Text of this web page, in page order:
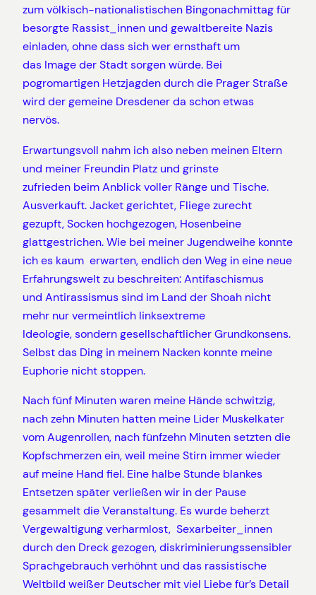
zum völkisch-nationalistischen Bingonachmittag für
besorgte Rassist_innen und gewaltbereite Nazis
einladen, ohne dass sich wer ernsthaft um
das Image der Stadt sorgen würde. Bei
pogromartigen Hetzjagden durch die Prager Straße
wird der gemeine Dresdener da schon etwas
nervös.
Erwartungsvoll nahm ich also neben meinen Eltern
und meiner Freundin Platz und grinste
zufrieden beim Anblick voller Ränge und Tische.
Ausverkauft. Jacket gerichtet, Fliege zurecht
gezupft, Socken hochgezogen, Hosenbeine
glattgestrichen. Wie bei meiner Jugendweihe konnte
ich es kaum erwarten, endlich den Weg in eine neue
Erfahrungswelt zu beschreiten: Antifaschismus
und Antirassismus sind im Land der Shoah nicht
mehr nur vermeintlich linksextreme
Ideologie, sondern gesellschaftlicher Grundkonsens.
Selbst das Ding in meinem Nacken konnte meine
Euphorie nicht stoppen.
Nach fünf Minuten waren meine Hände schwitzig,
nach zehn Minuten hatten meine Lider Muskelkater
vom Augenrollen, nach fünfzehn Minuten setzten die
Kopfschmerzen ein, weil meine Stirn immer wieder
auf meine Hand fiel. Eine halbe Stunde blankes
Entsetzen später verließen wir in der Pause
gesammelt die Veranstaltung. Es wurde beherzt
Vergewaltigung verharmlost, Sexarbeiter_innen
durch den Dreck gezogen, diskriminierungssensibler
Sprachgebrauch verhöhnt und das rassistische
Weltbild weißer Deutscher mit viel Liebe für’s Detail